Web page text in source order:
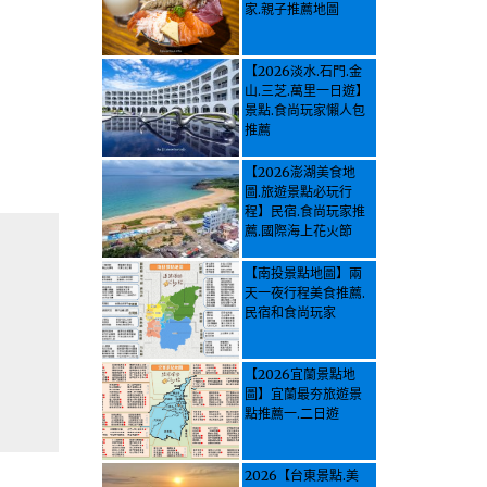
家.親子推薦地圖
【2026淡水.石門.金
山.三芝.萬里一日遊】
景點.食尚玩家懶人包
推薦
【2026澎湖美食地
圖.旅遊景點必玩行
程】民宿.食尚玩家推
薦.國際海上花火節
【南投景點地圖】兩
天一夜行程美食推薦.
民宿和食尚玩家
【2026宜蘭景點地
圖】宜蘭最夯旅遊景
點推薦一.二日遊
2026【台東景點.美